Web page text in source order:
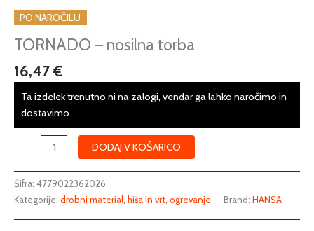
PO NAROČILU
TORNADO – nosilna torba
16,47€
Ta izdelek trenutno ni na zalogi, vendar ga lahko naročimo in
dostavimo.
-
nosilna
torba
DODAJ V KOŠARICO
Šifra: 4779022362026
Kategorije: drobni material hiša in vrt ogrevanje Brand: HANSA